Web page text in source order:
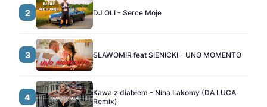
2 DJ OLI - Serce Moje
3 SŁAWOMIR feat SIENICKI - UNO MOMENTO
4
Kawa z diabłem - Nina Lakomy (DA LUCA
Remix)